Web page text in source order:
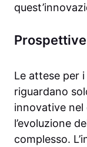
Le attese per
riguardano
innovative nel
l’evoluzione
complesso.